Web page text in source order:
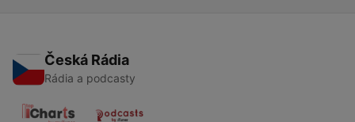
Česká Rádia
Rádia a podcasty